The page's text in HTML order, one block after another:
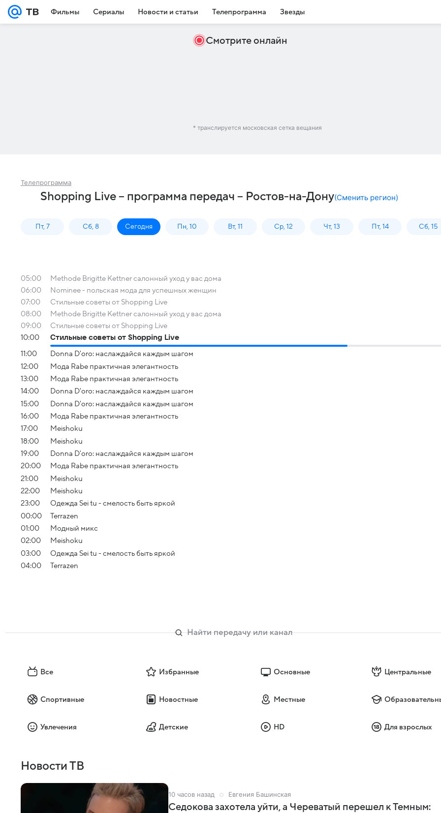
Фильмы Сериалы Новости и статьи Телепрограмма Звезды
Смотрите онлайн
* транслируется московская сетка вещания
Телепрограмма
Shopping Live – программа передач – Ростов-на-Дону(Сменить регион)
Пт, 7 Сб, 8 Сегодня Пн, 10 Вт, 11 Ср, 12 Чт, 13 Пт, 14 Сб, 15
05:00
Methode Brigitte Kettner салонный уход у вас дома
06:00
Nominee - польская мода для успешных женщин
07:00
Стильные советы от Shopping Live
08:00
Methode Brigitte Kettner салонный уход у вас дома
09:00
Стильные советы от Shopping Live
10:00
Стильные советы от Shopping Live
11:00
Donna D'oro: наслаждайся каждым шагом
12:00
Мода Rabe практичная элегантность
13:00
Мода Rabe практичная элегантность
14:00
Donna D'oro: наслаждайся каждым шагом
15:00
Donna D'oro: наслаждайся каждым шагом
16:00
Мода Rabe практичная элегантность
17:00
Meishoku
18:00
Meishoku
19:00
Donna D'oro: наслаждайся каждым шагом
20:00
Мода Rabe практичная элегантность
21:00
Meishoku
22:00
Meishoku
23:00
Одежда Sei tu - смелость быть яркой
00:00
Terrazen
01:00
Модный микс
02:00
Meishoku
03:00
Одежда Sei tu - смелость быть яркой
04:00
Terrazen
Все Избранные Основные Центральные
Спортивные Новостные Местные
Увлечения Детские HD Для взрослых
Новости ТВ
10 часов назад Евгения Башинская
Седокова захотела уйти, а Череватый перешел к Темным: